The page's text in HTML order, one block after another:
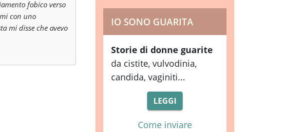
fobico verso
con uno
mi disse che avevo
IO SONO GUARITA
Storie di donne guarite
da cistite, vulvodinia,
candida, vaginiti...
LEGGI
Come inviare